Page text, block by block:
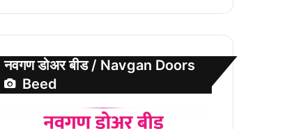
नवगण डोअर बीड / Navgan Doors
Beed